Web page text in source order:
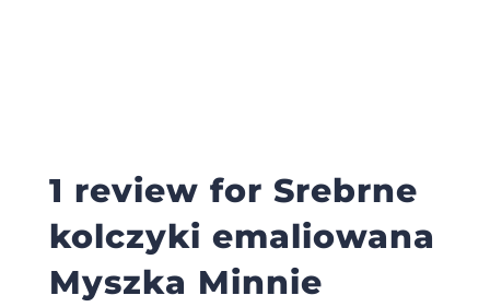
1 review for Srebrne
kolczyki emaliowana
Myszka Minnie